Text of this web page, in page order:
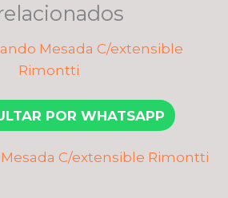
POR WHATSAPP
C/extensible Rimontti